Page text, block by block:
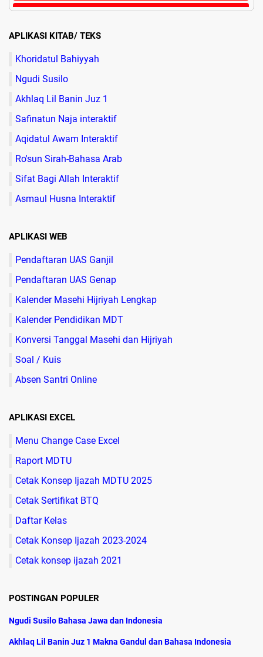
25 Agustus: Maulid Nabi SAW
30 Agustus: Porsadin Kab. Tegal di Dukuhturi dan Awal Masuk Semester II
APLIKASI KITAB/ TEKS
Khoridatul Bahiyyah
Ngudi Susilo
Akhlaq Lil Banin Juz 1
Safinatun Naja interaktif
Aqidatul Awam Interaktif
Ro'sun Sirah-Bahasa Arab
Sifat Bagi Allah Interaktif
Asmaul Husna Interaktif
APLIKASI WEB
Pendaftaran UAS Ganjil
Pendaftaran UAS Genap
Kalender Masehi Hijriyah Lengkap
Kalender Pendidikan MDT
Konversi Tanggal Masehi dan Hijriyah
Soal / Kuis
Absen Santri Online
APLIKASI EXCEL
Menu Change Case Excel
Raport MDTU
Cetak Konsep Ijazah MDTU 2025
Cetak Sertifikat BTQ
Daftar Kelas
Cetak Konsep Ijazah 2023-2024
Cetak konsep ijazah 2021
POSTINGAN POPULER
Ngudi Susilo Bahasa Jawa dan Indonesia
Akhlaq Lil Banin Juz 1 Makna Gandul dan Bahasa Indonesia